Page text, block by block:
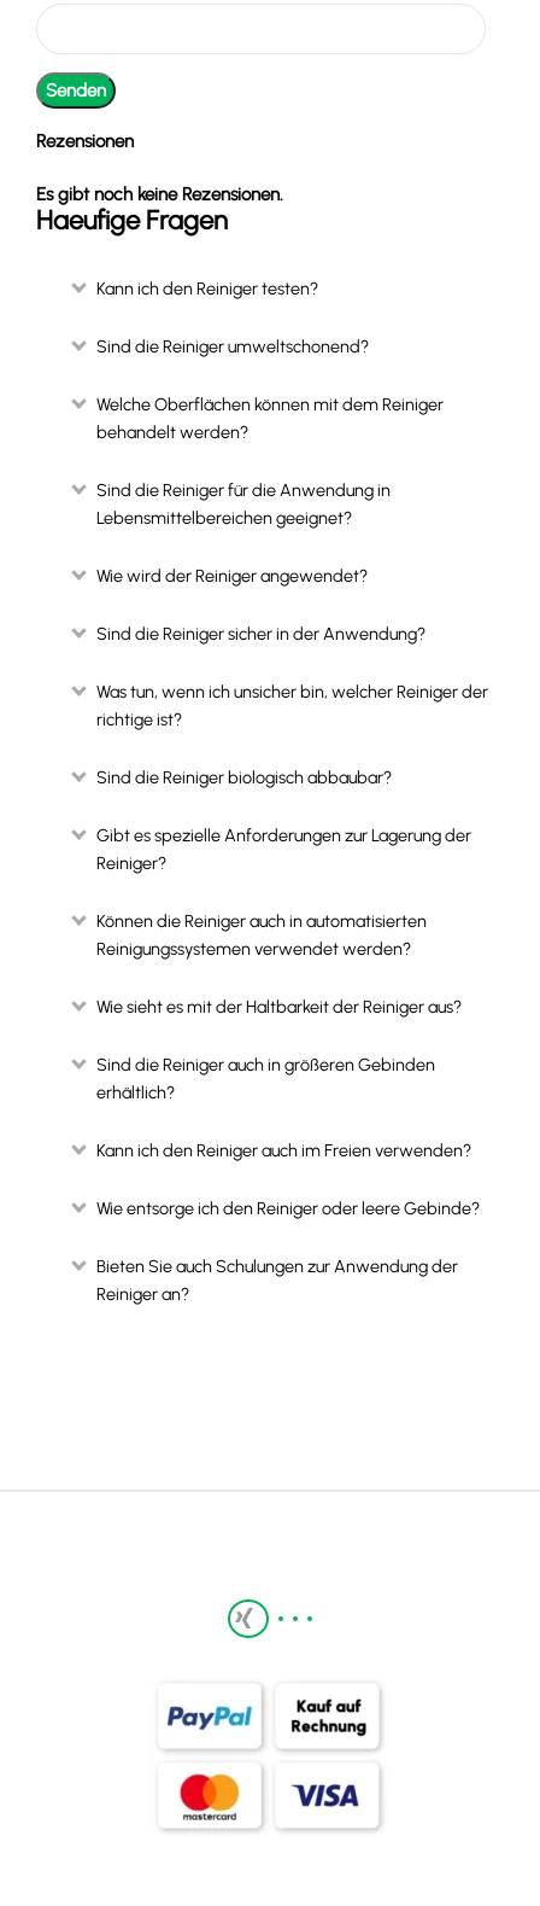
Rezensionen
Es gibt noch keine Rezensionen.
Haeufige Fragen
Kann ich den Reiniger testen?
Sind die Reiniger umweltschonend?
Welche Oberflächen können mit dem Reiniger
behandelt werden?
Sind die Reiniger für die Anwendung in
Lebensmittelbereichen geeignet?
Wie wird der Reiniger angewendet?
Sind die Reiniger sicher in der Anwendung?
Was tun, wenn ich unsicher bin, welcher Reiniger der
richtige ist?
Sind die Reiniger biologisch abbaubar?
Gibt es spezielle Anforderungen zur Lagerung der
Reiniger?
Können die Reiniger auch in automatisierten
Reinigungssystemen verwendet werden?
Wie sieht es mit der Haltbarkeit der Reiniger aus?
Sind die Reiniger auch in größeren Gebinden
erhältlich?
Kann ich den Reiniger auch im Freien verwenden?
Wie entsorge ich den Reiniger oder leere Gebinde?
Bieten Sie auch Schulungen zur Anwendung der
Reiniger an?